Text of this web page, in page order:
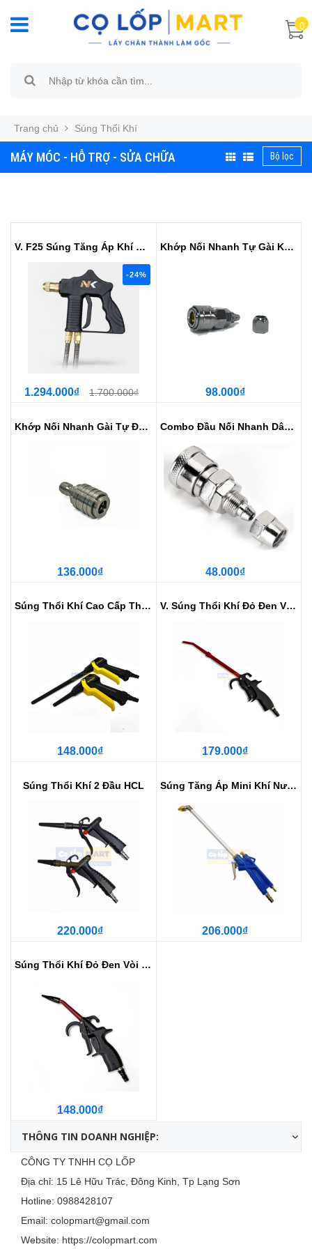
0
Trang chủ Súng Thổi Khí
MÁY MÓC - HỖ TRỢ - SỬA CHỮA Bộ lọc
V. F25 Súng Tăng Áp Khí & Nước -...
-24%
1.294.000₫ 1.700.000₫
Khớp Nối Nhanh Tự Gài Khí Nén - ...
98.000₫
Khớp Nối Nhanh Gài Tự Động 1/4 -...
136.000₫
Combo Đầu Nối Nhanh Dây Hơi 6,5x...
48.000₫
Súng Thổi Khí Cao Cấp Thổi Cực Mạnh
148.000₫
V. Súng Thổi Khí Đỏ Đen Vòi Dài ...
179.000₫
Súng Thổi Khí 2 Đầu HCL
220.000₫
Súng Tăng Áp Mini Khí Nước Vệ Si...
206.000₫
Súng Thổi Khí Đỏ Đen Vòi Dài 10 cm
148.000₫
THÔNG TIN DOANH NGHIỆP:
CÔNG TY TNHH CỌ LỐP
Địa chỉ: 15 Lê Hữu Trác, Đông Kinh, Tp Lạng Sơn
Hotline: 0988428107
Email: colopmart@gmail.com
Website: https://colopmart.com